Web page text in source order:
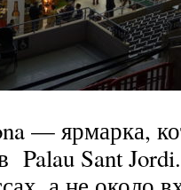
— ярмарка,
Palau Sant